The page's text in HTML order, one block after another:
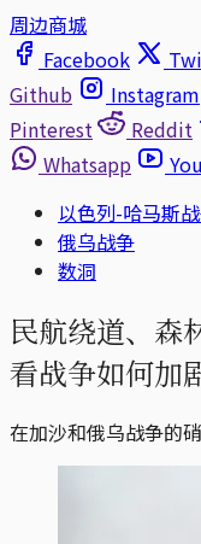
周边商城
Facebook
Github
Instagram
Pinterest
Reddit
Whatsapp
以色列-哈马斯
俄乌战争
数洞
民航绕道、森
看战争如何加
在加沙和俄乌战争的